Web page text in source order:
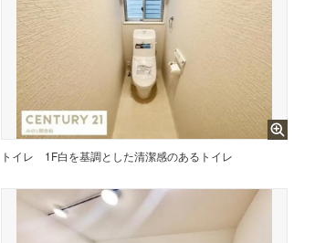
トイレ 1F白を基調とした清潔感のあるトイレ